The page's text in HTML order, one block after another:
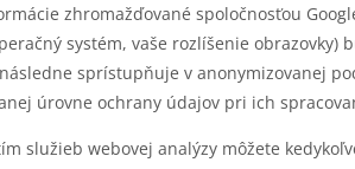
zhromažďované spoločnosťou
systém, vaše rozlíšenie obrazovky)
sprístupňuje v anonymizovanej
úrovne ochrany údajov pri ich
služieb webovej analýzy môžete